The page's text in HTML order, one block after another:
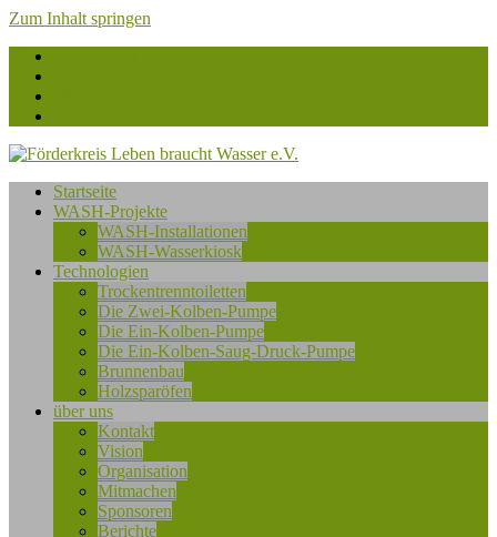
Zum Inhalt springen
Förderkreis
Leben
e.V.
Startseite
WASH-Projekte
WASH-Installationen
WASH-Wasserkiosk
Technologien
Trockentrenntoiletten
Die Zwei-Kolben-Pumpe
Die Ein-Kolben-Pumpe
Die Ein-Kolben-Saug-Druck-Pumpe
Brunnenbau
Holzsparöfen
über uns
Kontakt
Vision
Organisation
Mitmachen
Sponsoren
Berichte